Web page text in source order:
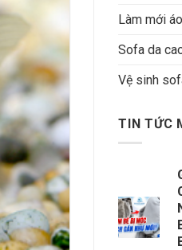
Làm mới
Sofa da
Vệ sinh
TIN TỨC